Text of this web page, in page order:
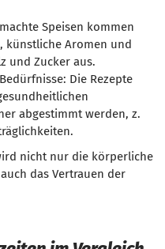
Speisen kommen
künstliche Aromen und
und Zucker aus.
Die Rezepte
abgestimmt werden, z.
nicht nur die körperliche
das Vertrauen der